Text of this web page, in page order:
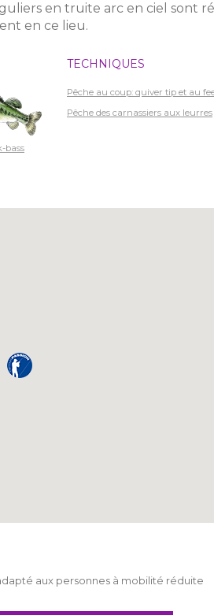
en truite arc en ciel sont
en ce lieu.
bass
TECHNIQUES
Pêche au coup: quiver tip et au
Pêche des carnassiers aux leurres
aux personnes à mobilité réduite